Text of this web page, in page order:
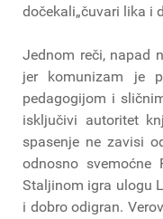
dočekali„čuvari lika i
Jednom reči, napad
jer komunizam je
pedagogijom i
isključivi autoritet
spasenje ne zavisi
odnosno
Staljinom igra ulogu
i dobro odigran.